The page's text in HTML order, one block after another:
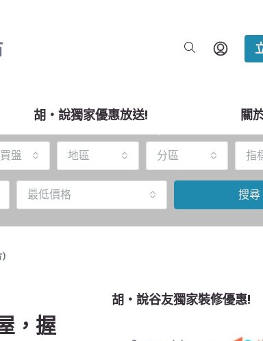
胡‧說獨家優惠放送! 關
盤 地區 分區 指
最低價格 搜尋
)
，握
胡‧說谷友獨家裝修優惠!